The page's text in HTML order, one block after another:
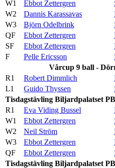
W1
Ebbot Zettergren
W2
Dannis Karassavas
W3
Björn Odelbrink
QF
Ebbot Zettergren
SF
Ebbot Zettergren
F
Pelle Ericsson
Vårcup 9 ball -
R1
Robert Dimmlich
L1
Guido Thyssen
Tisdagstävling Biljardpalatset
R1
Eva Viding Bussel
W1
Ebbot Zettergren
W2
Neil Ström
W3
Ebbot Zettergren
QF
Ebbot Zettergren
Tisdagstävling Biljardpalatset